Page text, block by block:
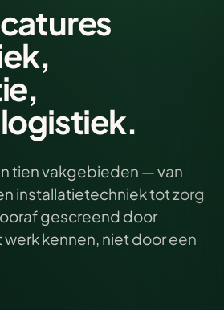
,
tien vakgebieden — van
installatietechniek tot zorg
gescreend door
kennen, niet door een